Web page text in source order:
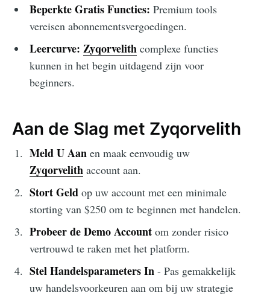
Beperkte Gratis Functies: Premium tools
vereisen abonnementsvergoedingen.
Leercurve: Zyqorvelith complexe functies
kunnen in het begin uitdagend zijn voor
beginners.
Aan de Slag met Zyqorvelith
Meld U Aanen maak eenvoudig uw
Zyqorvelithaccount aan.
Stort Geldop uw account met een minimale
storting van $250 om te beginnen met handelen.
Probeer de Demo Accountom zonder risico
vertrouwd te raken met het platform.
Stel Handelsparameters In- Pas gemakkelijk
uw handelsvoorkeuren aan om bij uw strategie